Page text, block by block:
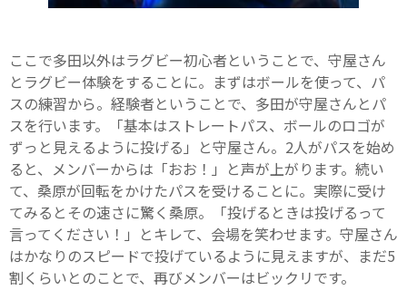
ここで多田以外はラグビー初心者ということで、守屋さん
とラグビー体験をすることに。まずはボールを使って、パ
スの練習から。経験者ということで、多田が守屋さんとパ
スを行います。「基本はストレートパス、ボールのロゴが
ずっと見えるように投げる」と守屋さん。2人がパスを始め
ると、メンバーからは「おお！」と声が上がります。続い
て、桑原が回転をかけたパスを受けることに。実際に受け
てみるとその速さに驚く桑原。「投げるときは投げるって
言ってください！」とキレて、会場を笑わせます。守屋さん
はかなりのスピードで投げているように見えますが、まだ5
割くらいとのことで、再びメンバーはビックリです。